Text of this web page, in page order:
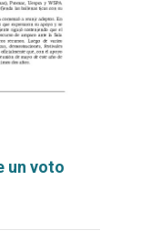
un voto